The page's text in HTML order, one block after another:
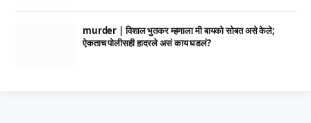
murder | विशाल भुतकर म्हणाला मी बायको सोबत असे केले;
ऐकताच पोलीसही हादरले असं काय घडलं?